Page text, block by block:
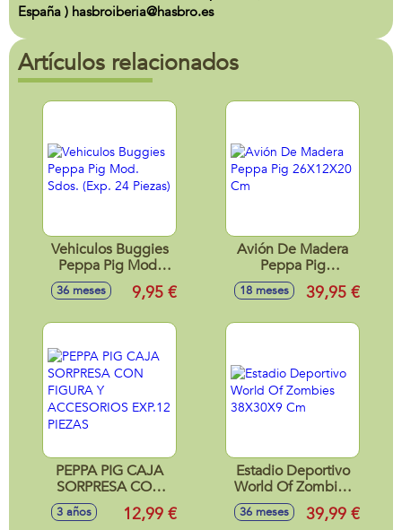
España ) hasbroiberia@hasbro.es
Artículos relacionados
Vehiculos Buggies
Peppa Pig Mod.
Sdos. (Exp. 24
Piezas)
36 meses 9,95 €
Avión De Madera
Peppa Pig
26X12X20 Cm
18 meses 39,95 €
PEPPA PIG CAJA
SORPRESA CON
FIGURA Y
ACCESORIOS
3 años 12,99 €
Estadio Deportivo
World Of Zombies
38X30X9 Cm
36 meses 39,99 €